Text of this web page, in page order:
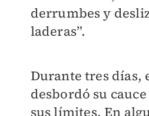
derrumbes y
laderas”.
Durante tres días,
desbordó su
sus límites. En